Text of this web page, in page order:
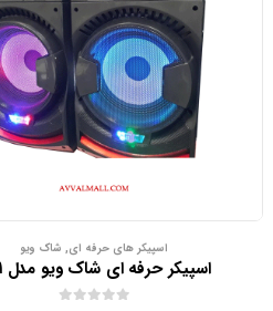
اسپیکر های حرفه ای, شاک ویو
اسپیکر حرفه ای شاک ویو مدل ۱۰۲۱